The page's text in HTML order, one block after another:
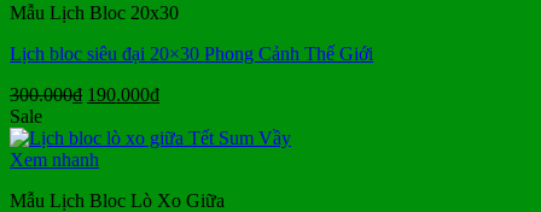
Mẫu Lịch Bloc 20x30
Lịch bloc siêu đại 20×30 Phong Cảnh Thế Giới
300.000₫ Giá
là:
300.000₫.
190.000₫Giá
tại
Sale
Xem nhanh
Mẫu Lịch Bloc Lò Xo Giữa